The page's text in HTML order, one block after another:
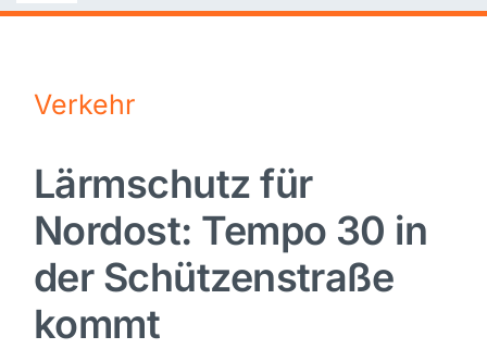
Navigation
Nachrichten
Politik
Wirtschaft
Sport
Verkehr
Lärmschutz für
Nordost: Tempo 30 in
der Schützenstraße
kommt